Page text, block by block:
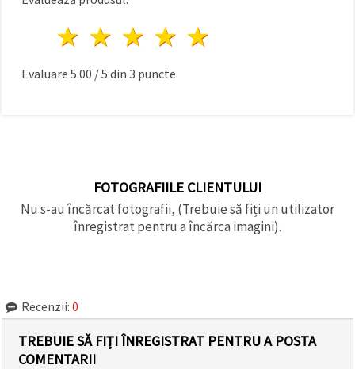
4 stele
3 stele
2 stele
1 stea
Evaluare 5.00 /5 din 3 puncte.
FOTOGRAFIILE CLIENTULUI
Nu s-au încărcat fotografii, (Trebuie să fiți un utilizator
înregistrat pentru a încărca imagini).
Recenzii: 0
TREBUIE SĂ FIȚI ÎNREGISTRAT PENTRU A POSTA
COMENTARII